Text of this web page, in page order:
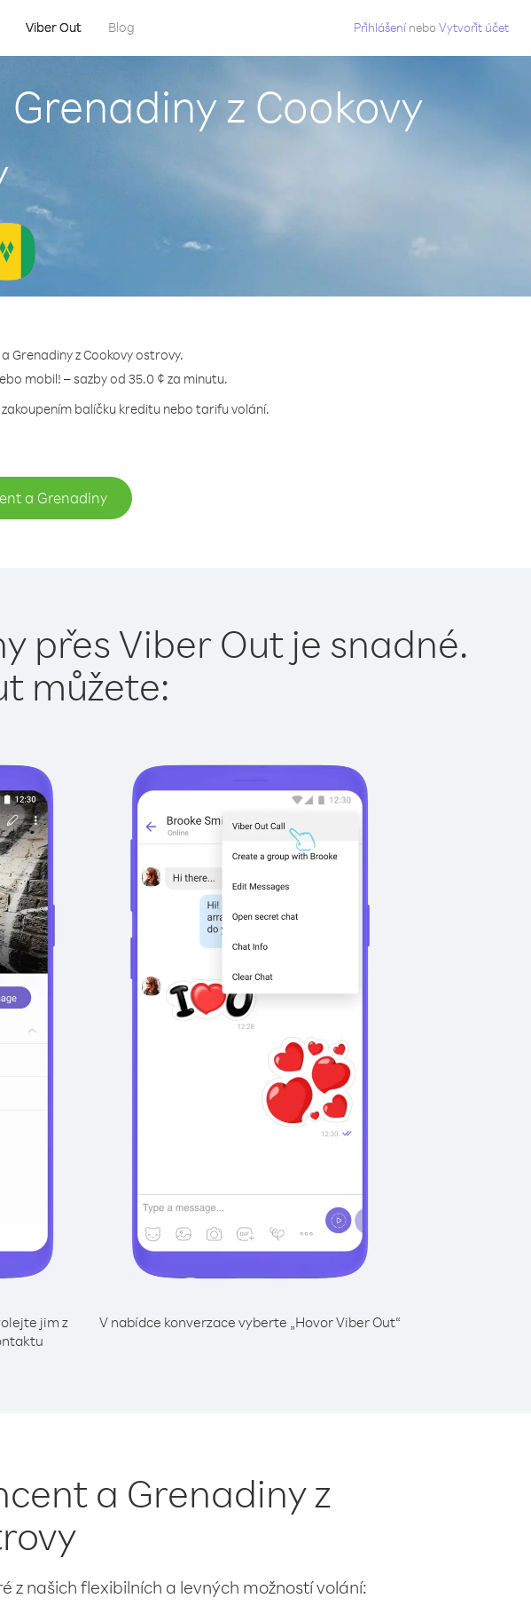
Viber Out Blog Přihlášení neboVytvořit účet
z Cookovy
Grenadiny z Cookovy ostrovy.
mobil! – sazby od 35.0 ¢ za minutu.
balíčku kreditu nebo tarifu volání.
a Grenadiny
přes Viber Out je snadné.
můžete:
jim z
V nabídce konverzace vyberte „Hovor Viber Out“
a Grenadiny z
z našich flexibilních a levných možností volání: